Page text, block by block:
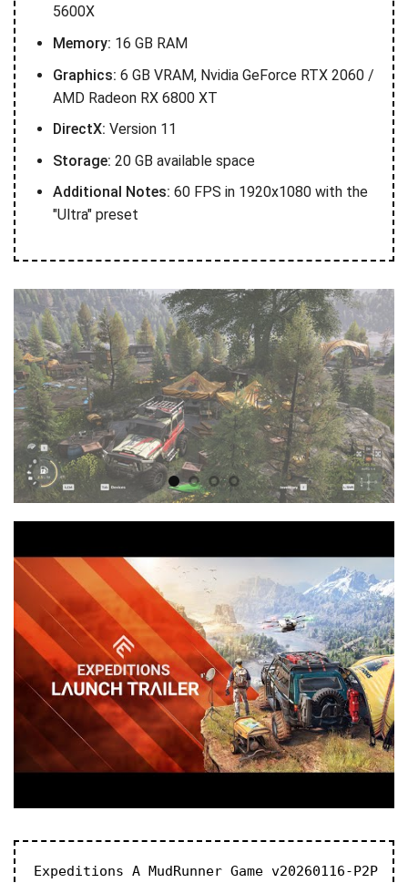
5600X
Memory: 16 GB RAM
Graphics: 6 GB VRAM, Nvidia GeForce RTX 2060 /
AMD Radeon RX 6800 XT
DirectX: Version 11
Storage: 20 GB available space
Additional Notes: 60 FPS in 1920x1080 with the
"Ultra" preset
Expeditions A MudRunner Game v20260116-P2P